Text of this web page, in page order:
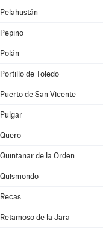
Pelahustán
Pepino
Polán
Portillo de Toledo
Puerto de San Vicente
Pulgar
Quero
Quintanar de la Orden
Quismondo
Recas
Retamoso de la Jara